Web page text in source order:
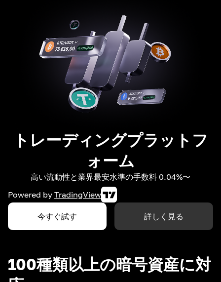
トレーディングプラットフ
ォーム
高い流動性と業界最安水準の手数料 0.04%〜
Powered by TradingView
今すぐ試す 詳しく見る
100種類以上の暗号資産に対